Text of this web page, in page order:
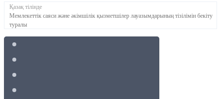
Қазақ тілінде
Мемлекеттік саяси және әкімшілік қызметшілер лауазымдарының тізілімін бекіту
туралы